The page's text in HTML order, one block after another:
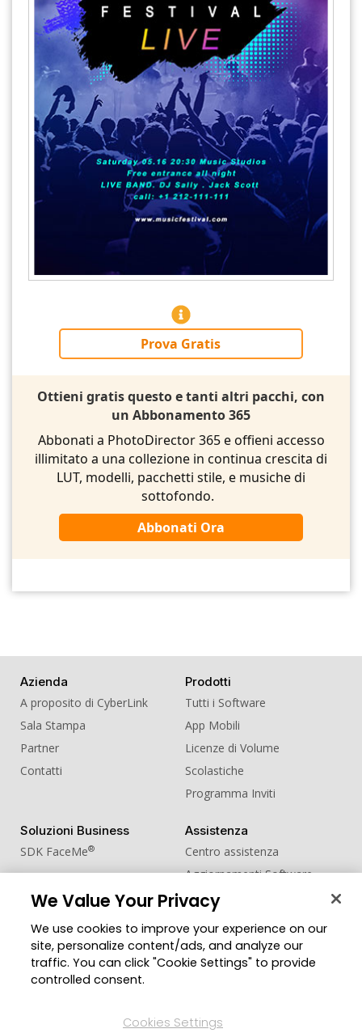
Prova Gratis
Ottieni gratis questo e tanti altri pacchi, con
un Abbonamento 365
Abbonati a PhotoDirector 365 e offieni accesso
illimitato a una collezione in continua crescita di
LUT, modelli, pacchetti stile, e musiche di
sottofondo.
Abbonati Ora
Azienda
A proposito di CyberLink
Sala Stampa
Partner
Contatti
Prodotti
Tutti i Software
App Mobili
Licenze di Volume
Scolastiche
Programma Inviti
Soluzioni Business
SDK FaceMe®
Assistenza
Centro assistenza
Aggiornamenti Software
Centro Apprendimento
Comunità
Zona Utenti
Blog
Cambia regione
We Value Your Privacy
We use cookies to improve your experience on our
site, personalize content/ads, and analyze our
traffic. You can click "Cookie Settings" to provide
controlled consent.
Cookies Settings